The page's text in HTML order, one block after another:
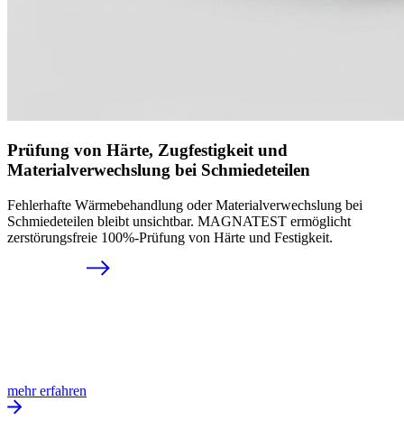
Prüfung von Härte, Zugfestigkeit und
Materialverwechslung bei Schmiedeteilen
Fehlerhafte Wärmebehandlung oder Materialverwechslung bei
Schmiedeteilen bleibt unsichtbar. MAGNATEST ermöglicht
zerstörungsfreie 100%-Prüfung von Härte und Festigkeit.
mehr erfahren